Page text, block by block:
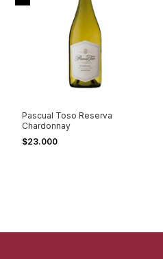
Pascual Toso Reserva
Chardonnay
$23.000